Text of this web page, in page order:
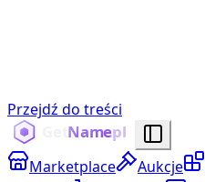
Przejdź do treści
Marketplace Aukcje